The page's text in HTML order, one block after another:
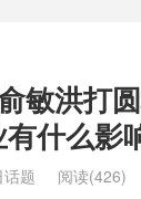
敏洪打
什么影
题 阅读(426)